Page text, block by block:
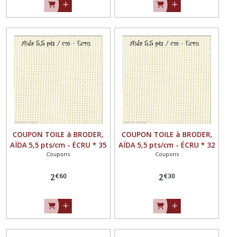
COUPON TOILE à BRODER,
AÏDA 5,5 pts/cm - ÉCRU * 35
x 41 cm *
Coupons
2€60
COUPON TOILE à BRODER,
AÏDA 5,5 pts/cm - ÉCRU * 32
x 40cm *
Coupons
2€30